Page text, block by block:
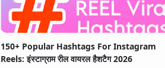
150+ Popular Hashtags For Instagram
Reels: इंस्टाग्राम रील वायरल हैशटैग 2026